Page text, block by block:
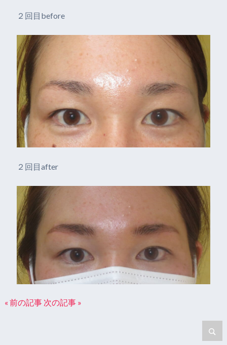
２回目before
２回目after
« 前の記事 次の記事 »